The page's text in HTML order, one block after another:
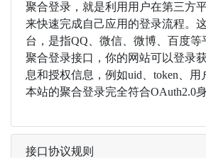
聚合登录，就是利用用户在第三方
来快速完成自己应用的登录流程。
台，是指QQ、微信、微博、百度等
聚合登录接口，你的网站可以登录
息和授权信息，例如uid、token、用
本站的聚合登录完全符合OAuth2.0
接口协议规则